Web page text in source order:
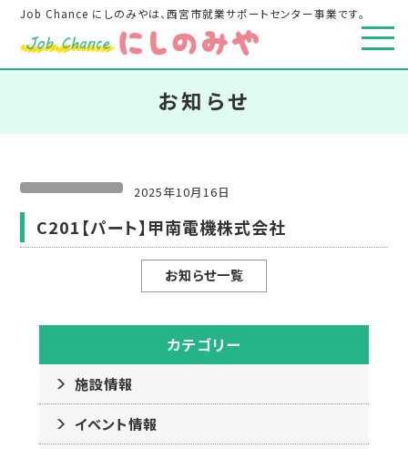
Job Chance にしのみやは、西宮市就業サポートセンター事業です。
お知らせ
2025年10月16日
C201【パート】甲南電機株式会社
お知らせ一覧
カテゴリー
施設情報
イベント情報